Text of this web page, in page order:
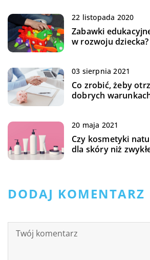
22 listopada 2020
Zabawki
w rozwoju dziecka?
03 sierpnia 2021
Co zrobić, żeby
dobrych
20 maja 2021
Czy kosmetyki
dla skóry niż
DODAJ KOMENTARZ